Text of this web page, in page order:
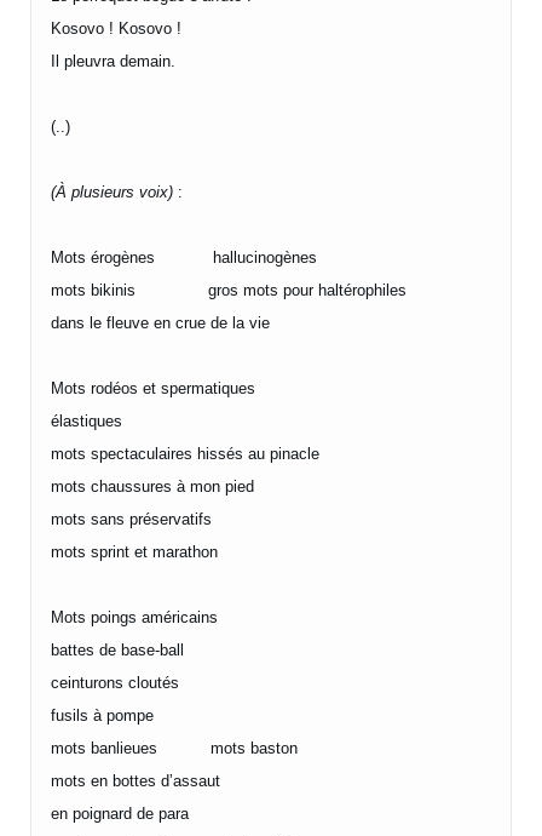
Kosovo ! Kosovo !
Il pleuvra demain.
(..)
(À plusieurs voix) :
Mots érogènes hallucinogènes
mots bikinis gros mots pour haltérophiles
dans le fleuve en crue de la vie
Mots rodéos et spermatiques
élastiques
mots spectaculaires hissés au pinacle
mots chaussures à mon pied
mots sans préservatifs
mots sprint et marathon
Mots poings américains
battes de base-ball
ceinturons cloutés
fusils à pompe
mots banlieues mots baston
mots en bottes d’assaut
en poignard de para